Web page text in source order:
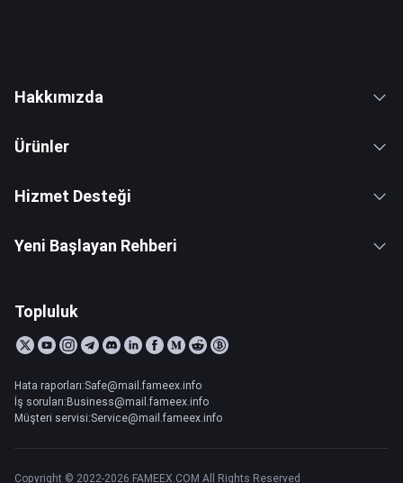
Hakkımızda
Ürünler
Hizmet Desteği
Yeni Başlayan Rehberi
Topluluk
Hata raporları:Safe@mail.fameex.info
İş soruları:Business@mail.fameex.info
Müşteri servisi:Service@mail.fameex.info
Copyright © 2022-2026 FAMEEX.COM All Rights Reserved